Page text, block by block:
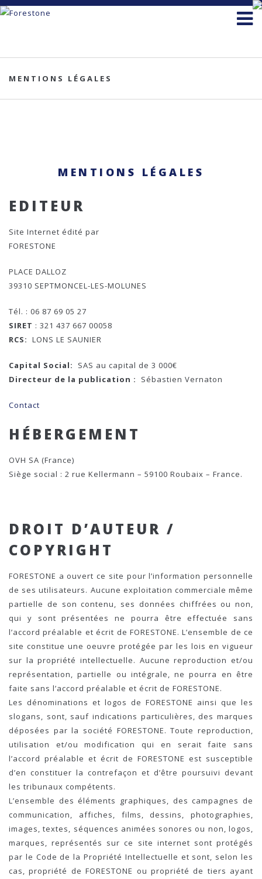
MENTIONS LÉGALES
MENTIONS LÉGALES
EDITEUR
Site Internet édité par
FORESTONE
PLACE DALLOZ
39310 SEPTMONCEL-LES-MOLUNES
Tél. : 06 87 69 05 27
SIRET : 321 437 667 00058
RCS: LONS LE SAUNIER
Capital Social:
SAS au capital de 3 000€
Directeur de la publication :
Sébastien Vernaton
Contact
HÉBERGEMENT
OVH SA (France)
Siège social : 2 rue Kellermann – 59100 Roubaix – France.
DROIT D’AUTEUR /
COPYRIGHT
FORESTONE a ouvert ce site pour l’information personnelle
de ses utilisateurs. Aucune exploitation commerciale même
partielle de son contenu, ses données chiffrées ou non,
qui y sont présentées ne pourra être effectuée sans
l’accord préalable et écrit de FORESTONE. L’ensemble de ce
site constitue une oeuvre protégée par les lois en vigueur
sur la propriété intellectuelle. Aucune reproduction et/ou
représentation, partielle ou intégrale, ne pourra en être
faite sans l’accord préalable et écrit de FORESTONE.
Les dénominations et logos de FORESTONE ainsi que les
slogans, sont, sauf indications particulières, des marques
déposées par la société FORESTONE. Toute reproduction,
utilisation et/ou modification qui en serait faite sans
l’accord préalable et écrit de FORESTONE est susceptible
d’en constituer la contrefaçon et d’être poursuivi devant
les tribunaux compétents.
L’ensemble des éléments graphiques, des campagnes de
communication, affiches, films, dessins, photographies,
images, textes, séquences animées sonores ou non, logos,
marques, représentés sur ce site internet sont protégés
par le Code de la Propriété Intellectuelle et sont, selon les
cas, propriété de FORESTONE ou propriété de tiers ayant